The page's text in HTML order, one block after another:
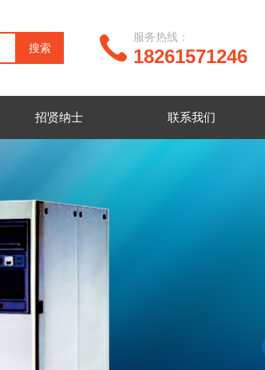
18261571246
服务热线：
招贤纳士 联系我们